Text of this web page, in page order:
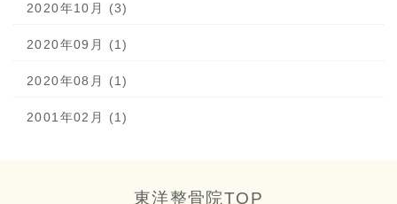
2020年10月 (3)
2020年09月 (1)
2020年08月 (1)
2001年02月 (1)
東洋整骨院TOP